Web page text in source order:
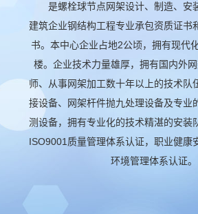
是螺栓球节点网架设计、制造、安
建筑企业钢结构工程专业承包资质证书
书。本中心企业占地2公顷，拥有现代
楼。企业技术力量雄厚，拥有国内外
师、从事网架加工数十年以上的技术队
接设备、网架杆件抛九处理设备及专业
测设备，拥有专业化的技术精湛的安装
ISO9001质量管理体系认证，职业健康
环境管理体系认证。